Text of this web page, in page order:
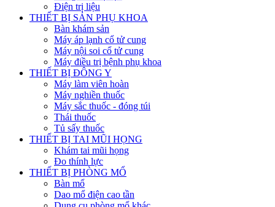
Điện trị liệu
THIẾT BỊ SẢN PHỤ KHOA
Bàn khám sản
Máy áp lạnh cổ tử cung
Máy nội soi cổ tử cung
Máy điều trị bệnh phụ khoa
THIẾT BỊ ĐÔNG Y
Máy làm viên hoàn
Máy nghiền thuốc
Máy sắc thuốc - đóng túi
Thái thuốc
Tủ sấy thuốc
THIẾT BỊ TAI MŨI HỌNG
Khám tai mũi họng
Đo thính lực
THIẾT BỊ PHÒNG MỔ
Bàn mổ
Dao mổ điện cao tần